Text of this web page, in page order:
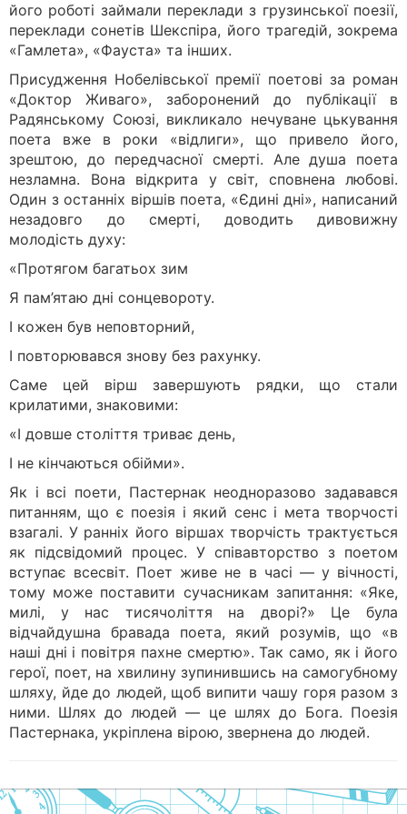
його роботі займали переклади з грузинської поезії,
переклади сонетів Шекспіра, його трагедій, зокрема
«Гамлета», «Фауста» та інших.
Присудження Нобелівської премії поетові за роман
«Доктор Живаго», заборонений до публікації в
Радянському Союзі, викликало нечуване цькування
поета вже в роки «відлиги», що привело його,
зрештою, до передчасної смерті. Але душа поета
незламна. Вона відкрита у світ, сповнена любові.
Один з останніх віршів поета, «Єдині дні», написаний
незадовго до смерті, доводить дивовижну
молодість духу:
«Протягом багатьох зим
Я пам’ятаю дні сонцевороту.
І кожен був неповторний,
І повторювався знову без рахунку.
Саме цей вірш завершують рядки, що стали
крилатими, знаковими:
«І довше століття триває день,
І не кінчаються обійми».
Як і всі поети, Пастернак неодноразово задавався
питанням, що є поезія і який сенс і мета творчості
взагалі. У ранніх його віршах творчість трактується
як підсвідомий процес. У співавторство з поетом
вступає всесвіт. Поет живе не в часі — у вічності,
тому може поставити сучасникам запитання: «Яке,
милі, у нас тисячоліття на дворі?» Це була
відчайдушна бравада поета, який розумів, що «в
наші дні і повітря пахне смертю». Так само, як і його
герої, поет, на хвилину зупинившись на самогубному
шляху, йде до людей, щоб випити чашу горя разом з
ними. Шлях до людей — це шлях до Бога. Поезія
Пастернака, укріплена вірою, звернена до людей.